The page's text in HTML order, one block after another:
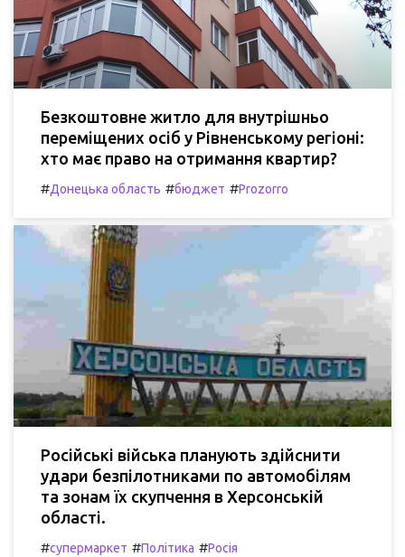
Безкоштовне житло для внутрішньо
переміщених осіб у Рівненському регіоні:
хто має право на отримання квартир?
#Донецька область #бюджет #Prozorro
Російські війська планують здійснити
удари безпілотниками по автомобілям
та зонам їх скупчення в Херсонській
області.
#супермаркет #Політика #Росія